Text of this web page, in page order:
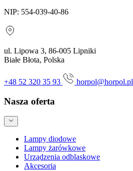
NIP: 554-039-40-86
ul. Lipowa 3, 86-005 Lipniki
Białe Błota, Polska
+48 52 320 35 93 horpol@horpol.pl
Nasza oferta
Lampy diodowe
Lampy żarówkowe
Urządzenia odblaskowe
Akcesoria